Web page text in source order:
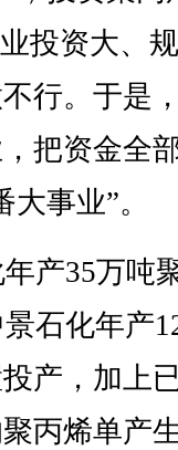
投资大、
行。于是
把资金全
事业”。
产35万吨
石化年产
产，加上
丙烯单产